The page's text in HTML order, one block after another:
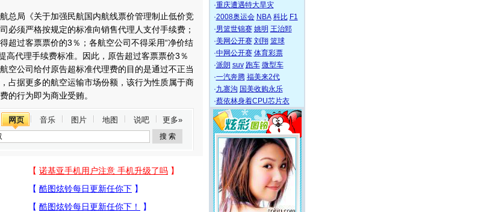
局《关于加强民航国内航线票价管理制止低价竞
必须严格按规定的标准向销售代理人支付手续费；
超过客票票价的3％；各航空公司不得采用“净价结
高代理手续费标准。因此，原告超过客票票价3％
空公司给付原告超标准代理费的目的是通过不正当
占据更多的航空运输市场份额，该行为性质属于商
的行为即为商业受贿。
网页 音乐 图片 地图 说吧 更多»
·重庆遭遇特大旱灾
·2008奥运会 NBA 科比 F1
·男篮世锦赛 姚明 王治郅
·美网公开赛 刘翔 篮球
·中网公开赛 体育彩票
·派朗 suv 跑车 微型车
·一汽奔腾 福美来2代
·九寨沟 国美收购永乐
·蔡依林身着CPU芯片衣